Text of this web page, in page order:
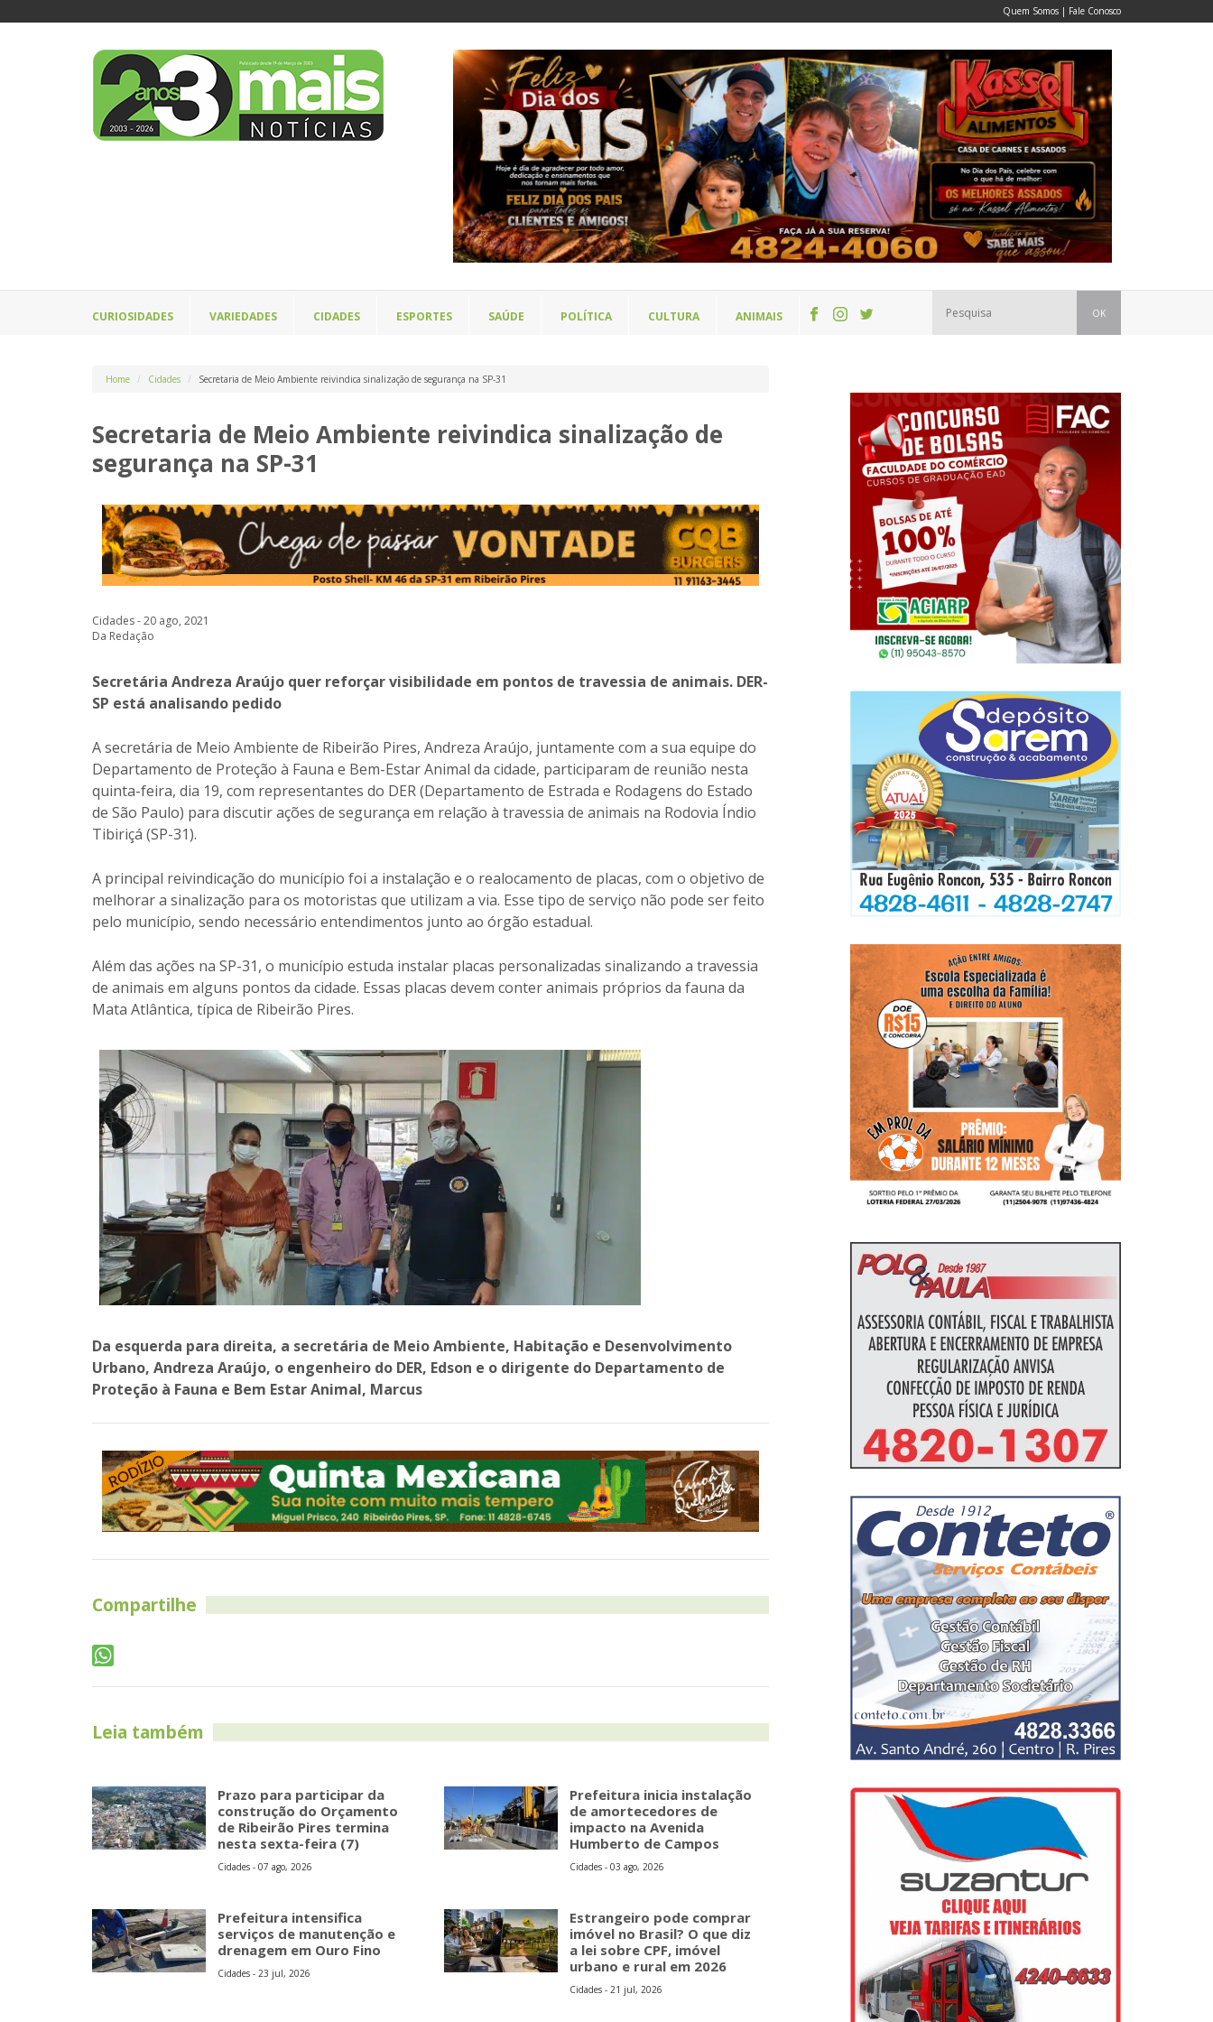
Quem Somos | Fale Conosco
CURIOSIDADES VARIEDADES CIDADES ESPORTES SAÚDE POLÍTICA CULTURA ANIMAIS OK
Home Cidades Secretaria de Meio Ambiente reivindica sinalização de segurança na SP-31
Secretaria de Meio Ambiente reivindica sinalização de
segurança na SP-31
Cidades - 20 ago, 2021
Da Redação
Secretária Andreza Araújo quer reforçar visibilidade em pontos de travessia de animais. DER-
SP está analisando pedido
A secretária de Meio Ambiente de Ribeirão Pires, Andreza Araújo, juntamente com a sua equipe do
Departamento de Proteção à Fauna e Bem-Estar Animal da cidade, participaram de reunião nesta
quinta-feira, dia 19, com representantes do DER (Departamento de Estrada e Rodagens do Estado
de São Paulo) para discutir ações de segurança em relação à travessia de animais na Rodovia Índio
Tibiriçá (SP-31).
A principal reivindicação do município foi a instalação e o realocamento de placas, com o objetivo de
melhorar a sinalização para os motoristas que utilizam a via. Esse tipo de serviço não pode ser feito
pelo município, sendo necessário entendimentos junto ao órgão estadual.
Além das ações na SP-31, o município estuda instalar placas personalizadas sinalizando a travessia
de animais em alguns pontos da cidade. Essas placas devem conter animais próprios da fauna da
Mata Atlântica, típica de Ribeirão Pires.
Da esquerda para direita, a secretária de Meio Ambiente, Habitação e Desenvolvimento
Urbano, Andreza Araújo, o engenheiro do DER, Edson e o dirigente do Departamento de
Proteção à Fauna e Bem Estar Animal, Marcus
Compartilhe
Leia também
Prazo para participar da
construção do Orçamento
de Ribeirão Pires termina
nesta sexta-feira (7)
Cidades - 07 ago, 2026
Prefeitura inicia instalação
de amortecedores de
impacto na Avenida
Humberto de Campos
Cidades - 03 ago, 2026
Prefeitura intensifica
serviços de manutenção e
drenagem em Ouro Fino
Cidades - 23 jul, 2026
Estrangeiro pode comprar
imóvel no Brasil? O que diz
a lei sobre CPF, imóvel
urbano e rural em 2026
Cidades - 21 jul, 2026